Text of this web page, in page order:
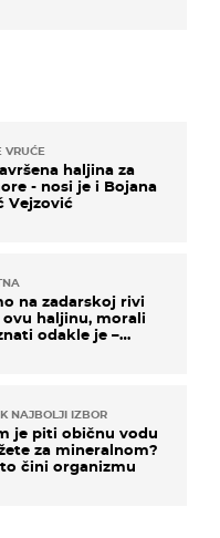
VRUĆE
haljina za
- nosi je i Bojana
Vejzović
na zadarskoj rivi
haljinu, morali
odakle je –
NAJBOLJI IZBOR
je piti običnu vodu
za mineralnom?
čini organizmu